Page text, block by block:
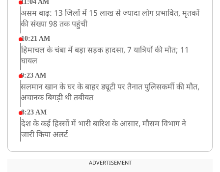
11:04 AM
असम बाढ़: 13 जिलों में 15 लाख से ज्यादा लोग प्रभावित, मृतकों
की संख्या 98 तक पहुंची
10:21 AM
हिमाचल के चंबा में बड़ा सड़क हादसा, 7 यात्रियों की मौत; 11
घायल
9:23 AM
सलमान खान के घर के बाहर ड्यूटी पर तैनात पुलिसकर्मी की मौत,
अचानक बिगड़ी थी तबीयत
8:23 AM
देश के कई हिस्सों में भारी बारिश के आसार, मौसम विभाग ने
जारी किया अलर्ट
भारत समेत 5 देशों पर 100% टैरिफ
ADVERTISEMENT